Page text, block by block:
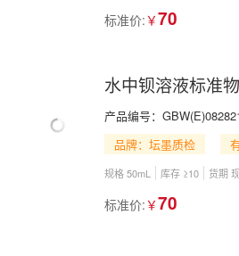
标准价: ￥70
水中钡溶液标准
产品编号：
品牌：坛墨质检
规格 50mL 库存 ≥10 货期
标准价: ￥70